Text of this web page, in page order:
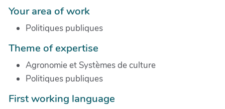
Your area of work
Politiques publiques
Theme of expertise
Agronomie et Systèmes de culture
Politiques publiques
First working language